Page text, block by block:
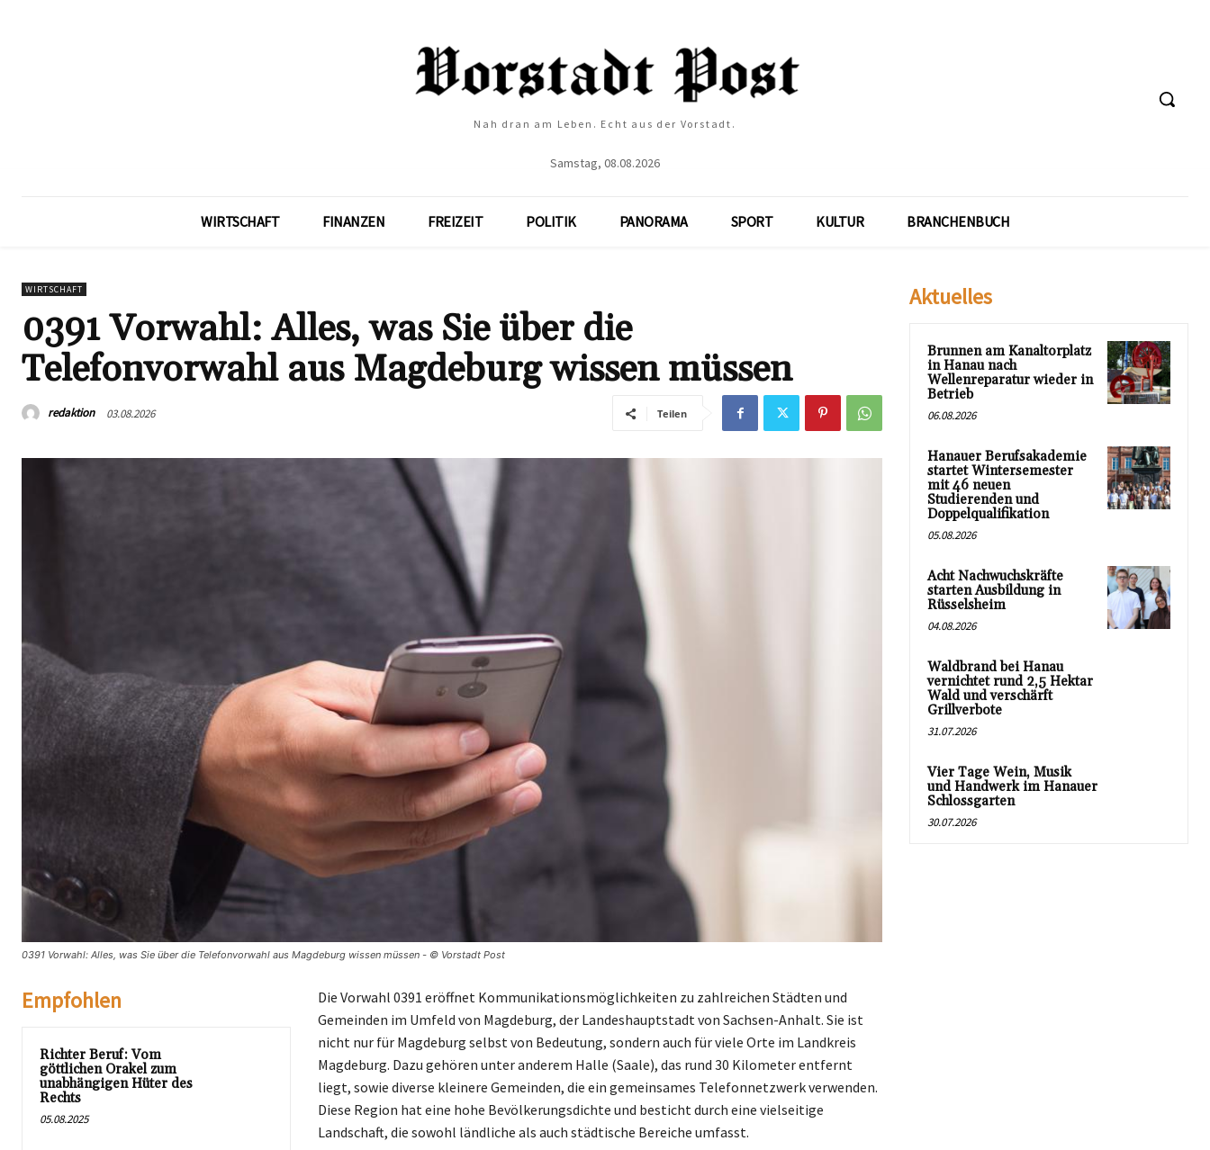
Nah dran am Leben. Echt aus der Vorstadt.
Samstag, 08.08.2026
WIRTSCHAFT FINANZEN FREIZEIT POLITIK PANORAMA SPORT KULTUR BRANCHENBUCH
WIRTSCHAFT
0391 Vorwahl: Alles, was Sie über die
Telefonvorwahl aus Magdeburg wissen müssen
redaktion 03.08.2026 Teilen
0391 Vorwahl: Alles, was Sie über die Telefonvorwahl aus Magdeburg wissen müssen - © Vorstadt Post
Empfohlen
Richter Beruf: Vom
göttlichen Orakel zum
unabhängigen Hüter des
Rechts
05.08.2025
Die Vorwahl 0391 eröffnet Kommunikationsmöglichkeiten zu zahlreichen Städten und
Gemeinden im Umfeld von Magdeburg, der Landeshauptstadt von Sachsen-Anhalt. Sie ist
nicht nur für Magdeburg selbst von Bedeutung, sondern auch für viele Orte im Landkreis
Magdeburg. Dazu gehören unter anderem Halle (Saale), das rund 30 Kilometer entfernt
liegt, sowie diverse kleinere Gemeinden, die ein gemeinsames Telefonnetzwerk verwenden.
Diese Region hat eine hohe Bevölkerungsdichte und besticht durch eine vielseitige
Landschaft, die sowohl ländliche als auch städtische Bereiche umfasst.
Aktuelles
Brunnen am Kanaltorplatz
in Hanau nach
Wellenreparatur wieder in
Betrieb
06.08.2026
Hanauer Berufsakademie
startet Wintersemester
mit 46 neuen
Studierenden und
Doppelqualifikation
05.08.2026
Acht Nachwuchskräfte
starten Ausbildung in
Rüsselsheim
04.08.2026
Waldbrand bei Hanau
vernichtet rund 2,5 Hektar
Wald und verschärft
Grillverbote
31.07.2026
Vier Tage Wein, Musik
und Handwerk im Hanauer
Schlossgarten
30.07.2026